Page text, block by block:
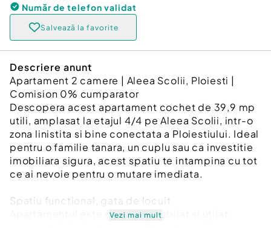
Număr de telefon validat
Salvează la favorite
Descriere anunt
Apartament 2 camere | Aleea Scolii, Ploiesti |
Comision 0% cumparator
Descopera acest apartament cochet de 39,9 mp
utili, amplasat la etajul 4/4 pe Aleea Scolii, intr-o
zona linistita si bine conectata a Ploiestiului. Ideal
pentru o familie tanara, un cuplu sau ca investitie
imobiliara sigura, acest spatiu te intampina cu tot
ce ai nevoie pentru o mutare imediata.
Spatiu functional, gata de locuit
Apartamentul este complet mobilat si utilat,
Vezi mai mult